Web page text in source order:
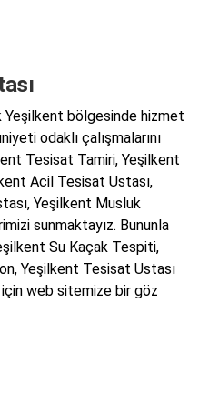
Yeşilkent bölgesinde hizmet
odaklı çalışmalarını
Tesisat Tamiri, Yeşilkent
Acil Tesisat Ustası,
Yeşilkent Musluk
sunmaktayız. Bununla
Su Kaçak Tespiti,
Yeşilkent Tesisat Ustası
için web sitemize bir göz